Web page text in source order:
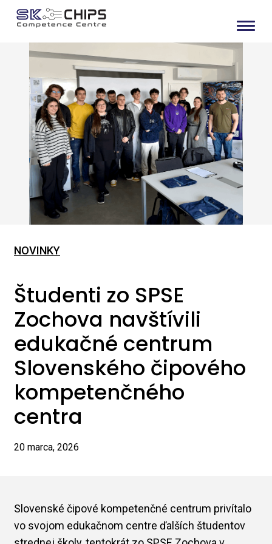
NOVINKY
Študenti zo SPSE
Zochova navštívili
edukačné centrum
Slovenského čipového
kompetenčného
centra
20 marca, 2026
Slovenské čipové kompetenčné centrum privítalo
vo svojom edukačnom centre ďalších študentov